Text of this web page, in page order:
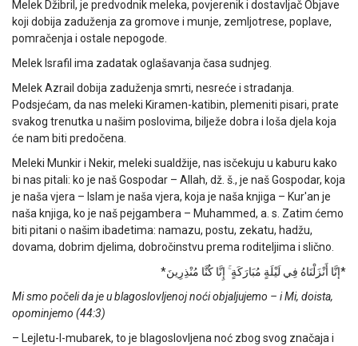
Melek Džibril, je predvodnik meleka, povjerenik i dostavljač Objave
koji dobija zaduženja za gromove i munje, zemljotrese, poplave,
pomračenja i ostale nepogode.
Melek Israfil ima zadatak oglašavanja časa sudnjeg.
Melek Azrail dobija zaduženja smrti, nesreće i stradanja.
Podsjećam, da nas meleki Kiramen-katibin, plemeniti pisari, prate
svakog trenutka u našim poslovima, bilježe dobra i loša djela koja
će nam biti predočena.
Meleki Munkir i Nekir, meleki sualdžije, nas isčekuju u kaburu kako
bi nas pitali: ko je naš Gospodar – Allah, dž. š., je naš Gospodar, koja
je naša vjera – Islam je naša vjera, koja je naša knjiga – Kur'an je
naša knjiga, ko je naš pejgambera – Muhammed, a. s. Zatim ćemo
biti pitani o našim ibadetima: namazu, postu, zekatu, hadžu,
dovama, dobrim djelima, dobročinstvu prema roditeljima i slično.
*إنَّا أَنْزَلْنَاهُ فِي لَيْلَةٍ مُبَارَكَةٍ ۚ إِنَّا كُنَّا مُنْذِرِينَ*
Mi smo počeli da je u blagoslovljenoj noći objaljujemo – i Mi, doista,
opominjemo (44:3)
– Lejletu-l-mubarek, to je blagoslovljena noć zbog svog značaja i